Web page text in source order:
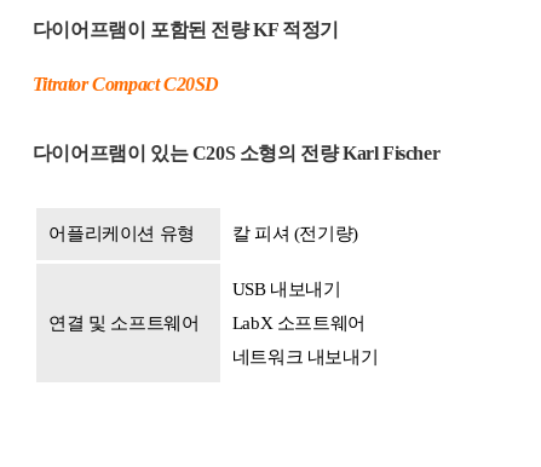
다이어프램이 포함된 전량 KF 적정기
Titrator Compact C20SD
다이어프램이 있는 C20S 소형의 전량 Karl Fischer
어플리케이션 유형 칼 피셔 (전기량)
연결 및 소프트웨어
USB 내보내기
LabX 소프트웨어
네트워크 내보내기